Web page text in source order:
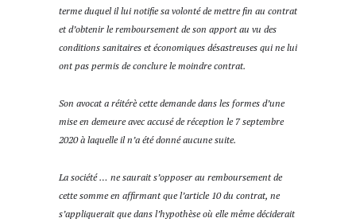
terme duquel il lui notifie sa volonté de mettre fin au contrat
et d’obtenir le remboursement de son apport au vu des
conditions sanitaires et économiques désastreuses qui ne lui
ont pas permis de conclure le moindre contrat.
Son avocat a réitérè cette demande dans les formes d’une
mise en demeure avec accusé de réception le 7 septembre
2020 à laquelle il n’a été donné aucune suite.
La société … ne saurait s’opposer au remboursement de
cette somme en affirmant que l’article 10 du contrat, ne
s’appliquerait que dans l’hypothèse où elle même déciderait